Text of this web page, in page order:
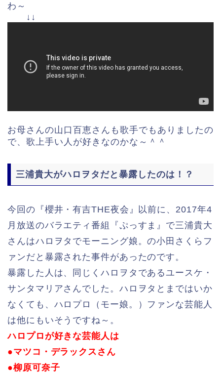
わ～
↓↓
お母さんの山口百恵さんも歌手でもありましたの
で、歌上手い人が好きなのかな～＾＾
三浦貴大がハロヲタだと暴露したのは！？
今回の『櫻井・有吉THE夜会』以前に、2017年4
月放送のバラエティ番組『ぷっすま』で三浦貴大
さんはハロヲタでモーニング娘。の小田さくらフ
ァンだと暴露された事件があったのです。
暴露した人は、同じくハロヲタであるユースケ・
サンタマリアさんでした。ハロヲタとまではいか
なくても、ハロプロ（モー娘。）ファンな芸能人
は他にもいそうですね～。
ハロプロが好きな芸能人は
●マツコ・デラックスさん
●柳原可奈子